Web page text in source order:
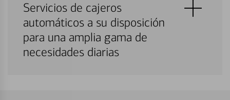
Servicios de cajeros
automáticos a su disposición
para una amplia gama de
necesidades diarias